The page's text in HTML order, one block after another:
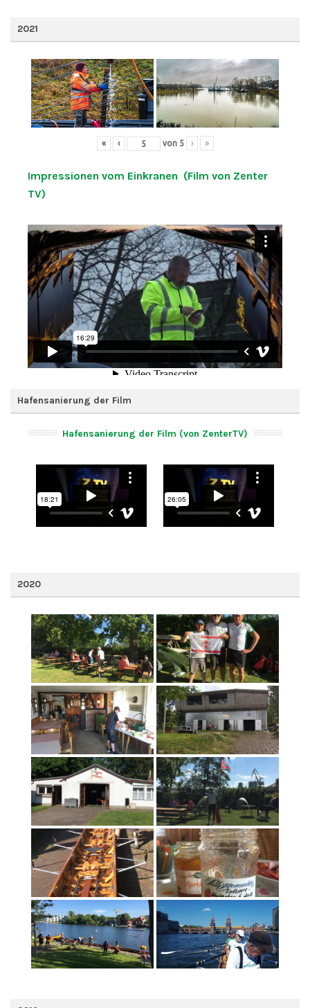
2021
« ‹ von 5 › »
Impressionen vom Einkranen (Film von Zenter
TV)
Hafensanierung der Film
Hafensanierung der Film (von ZenterTV)
2020